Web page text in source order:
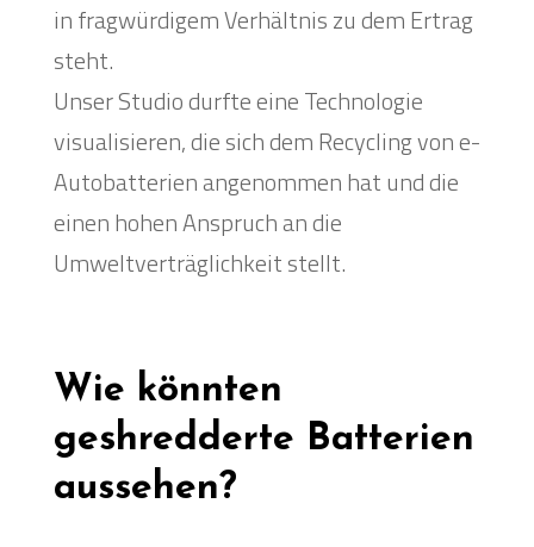
in fragwürdigem Verhältnis zu dem Ertrag
steht.
Unser Studio durfte eine Technologie
visualisieren, die sich dem Recycling von e-
Autobatterien angenommen hat und die
einen hohen Anspruch an die
Umweltverträglichkeit stellt.
Wie könnten
geshredderte Batterien
aussehen?